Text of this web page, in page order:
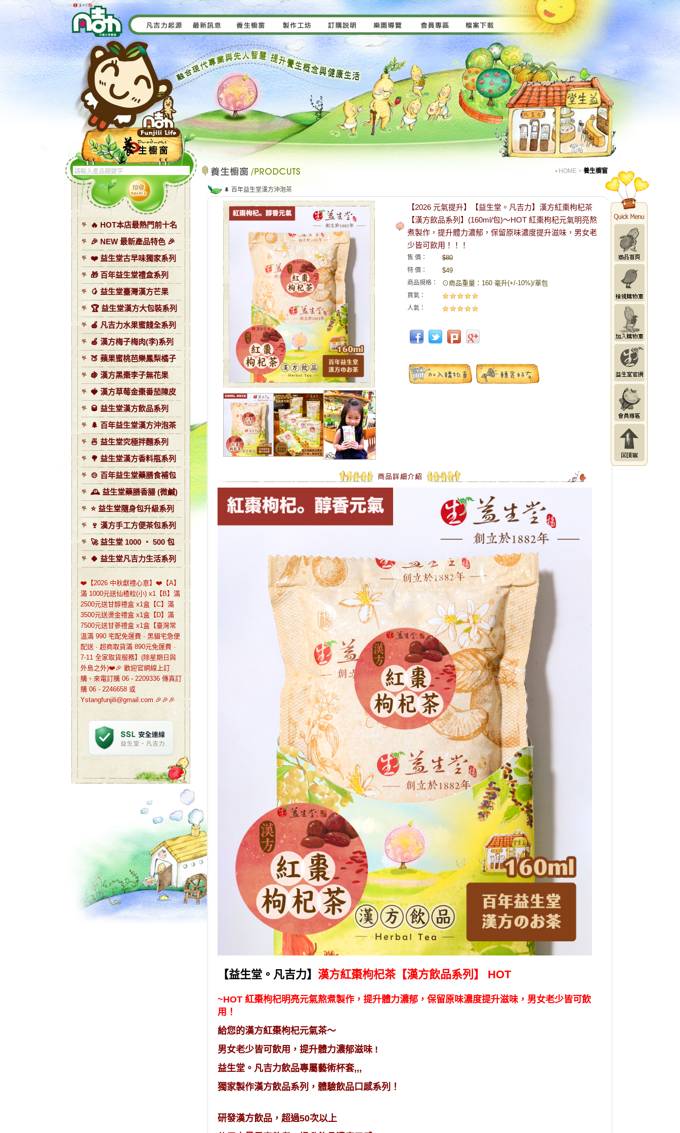
🔥 HOT本店最熱門前十名
🎉 NEW 最新產品特色 🎉
❤️ 益生堂古早味獨家系列
🎁 百年益生堂禮盒系列
🥭 益生堂臺灣漢方芒果
🏆 益生堂漢方大包裝系列
🍎 凡吉力水果蜜餞全系列
🍏 漢方梅子梅肉(李)系列
🍑 蘋果蜜桃芭樂鳳梨橘子
🍇 漢方黑棗李子無花果
🍓 漢方草莓金棗番茄陳皮
🥃 益生堂漢方飲品系列
🌲 百年益生堂漢方沖泡茶
🍜 益生堂究極拌麵系列
🌳 益生堂漢方香料瓶系列
🍲 百年益生堂藥膳食補包
🕰️ 益生堂藥膳香腸 (微鹹)
⭐️ 益生堂隨身包升級系列
🍷 漢方手工方便茶包系列
🚀 益生堂 1000 ‧ 500 包
🍀 益生堂凡吉力生活系列
❤️【2026 中秋獻禮心意】❤️【A】
滿 1000元送仙楂粒(小) x1【B】滿
2500元送甘醇禮盒 x1盒【C】滿
3500元送燙金禮盒 x1盒【D】滿
7500元送甘蔘禮盒 x1盒【臺灣常
溫滿 990 宅配免運費 · 黑貓宅急便
配送 · 超商取貨滿 890元免運費 ·
7-11 全家取貨服務】(除星期日與
外島之外)❤️🎉 歡迎官網線上訂
購、來電訂購 06 - 2209336 傳真訂
購 06 - 2246658 或
Ystangfunjili@gmail.com 🎉🎉🎉
HOME > 養生櫥窗
🌲 百年益生堂漢方沖泡茶
【2026 元氣提升】【益生堂。凡吉力】漢方紅棗枸杞茶
【漢方飲品系列】(160ml/包)～HOT 紅棗枸杞元氣明亮熬
煮製作，提升體力濃郁，保留原味濃度提升滋味，男女老
少皆可飲用！！！
售 價： $80
特 價： $49
商品規格： ⊙商品重量：160 毫升(+/-10%)/單包
買氣：
人氣：
【益生堂。凡吉力】 漢方紅棗枸杞茶【漢方飲品系列】 HOT
~HOT 紅棗枸杞明亮元氣熬煮製作，提升體力濃郁，保留原味濃度提升滋味，男女老少皆可飲
用！
給您的漢方紅棗枸杞元氣茶～
男女老少皆可飲用，提升體力濃郁滋味 !
益生堂。凡吉力飲品專屬藝術杯套,,,
獨家製作漢方飲品系列，體驗飲品口感系列！
研發漢方飲品，超過50次以上